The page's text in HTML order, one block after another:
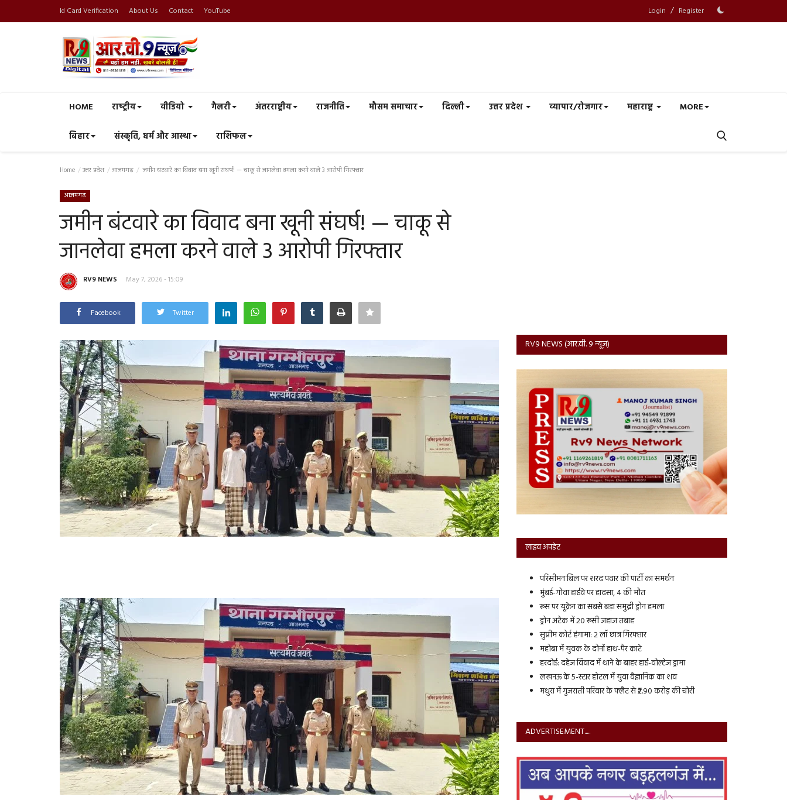
Id Card Verification About Us Contact YouTube Login / Register
HOME राष्‍ट्रीय वीडियो गैलरी अंतरराष्ट्रीय राजनीति मौसम समाचार दिल्ली उत्तर प्रदेश व्यापार/रोजगार महाराष्ट्र MORE
बिहार संस्कृति, धर्म और आस्था राशिफल
Home उत्तर प्रदेश आजमगढ़ जमीन बंटवारे का विवाद बना खूनी संघर्ष! — चाकू से जानलेवा हमला करने वाले 3 आरोपी गिरफ्तार
आजमगढ़
जमीन बंटवारे का विवाद बना खूनी संघर्ष! — चाकू से
जानलेवा हमला करने वाले 3 आरोपी गिरफ्तार
RV9 NEWS May 7, 2026 - 15:09
Facebook Twitter
RV9 NEWS (आर.वी. 9 न्यूज़)
लाइव अपडेट
परिसीमन बिल पर शरद पवार की पार्टी का समर्थन
मुंबई-गोवा हाईवे पर हादसा, 4 की मौत
रूस पर यूक्रेन का सबसे बड़ा समुद्री ड्रोन हमला
ड्रोन अटैक में 20 रूसी जहाज तबाह
सुप्रीम कोर्ट हंगामा: 2 लॉ छात्र गिरफ्तार
महोबा में युवक के दोनों हाथ-पैर काटे
हरदोई: दहेज विवाद में थाने के बाहर हाई-वोल्टेज ड्रामा
लखनऊ के 5-स्टार होटल में युवा वैज्ञानिक का शव
मथुरा में गुजराती परिवार के फ्लैट से ₹2.90 करोड़ की चोरी
ADVERTISEMENT.....